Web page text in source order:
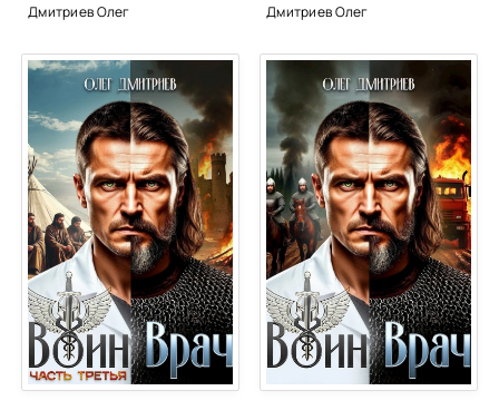
Дмитриев Олег Дмитриев Олег